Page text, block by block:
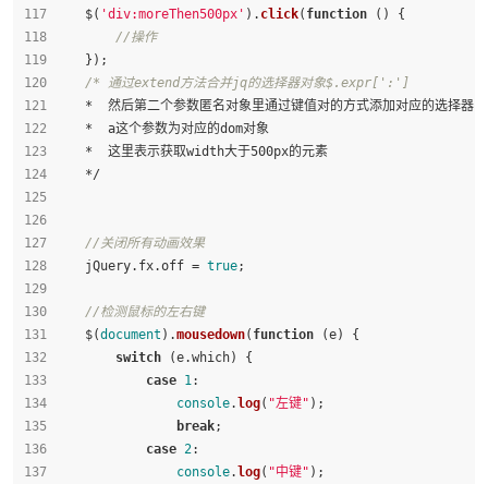
    $(
'div:moreThen500px' ). click( function ( ) {
//操作
    });
/* 通过extend方法合并jq的选择器对象$.expr[':']
*  然后第二个参数匿名对象里通过键值对的方式添加对应的选择器
    *  a这个参数为对应的dom对象
    *  这里表示获取width大于500px的元素
    */
//关闭所有动画效果
    jQuery.
fx.off = true;
//检测鼠标的左右键
    $(
document ).mousedown( function (e) {
switch (e.which) {
case 1:
console. log( "左键" );
break;
case 2:
console. log( "中键" );